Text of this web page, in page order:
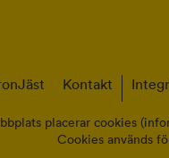
Kontakt
placerar cookies
Cookies används